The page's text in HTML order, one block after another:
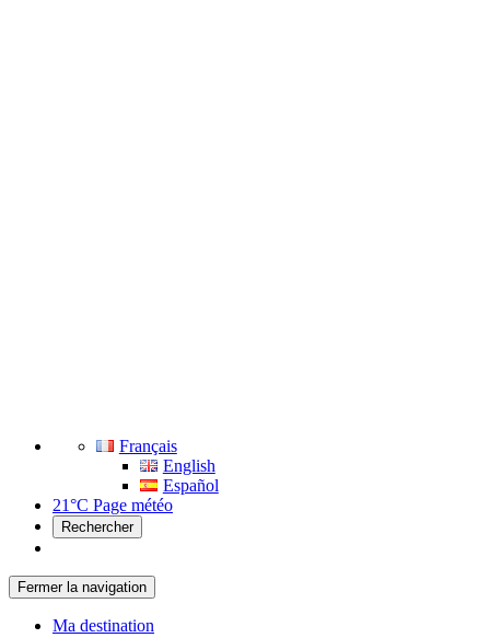
Français
English
Español
21°C Page météo
Rechercher
Fermer la navigation
Ma destination